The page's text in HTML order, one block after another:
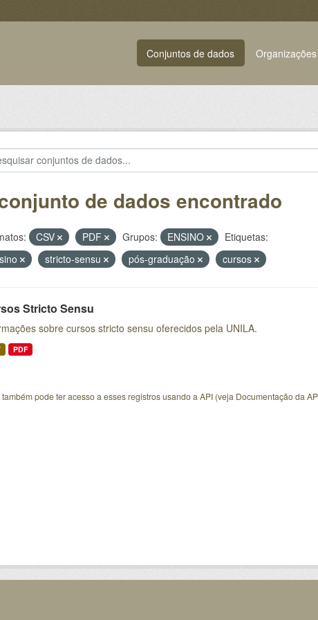
Conjuntos de dados Organizações
de dados encontrado
CSV PDF Grupos: ENSINO
Etiquetas:
stricto-sensu pós-graduação cursos
Stricto Sensu
sobre cursos stricto sensu oferecidos pela UNILA.
PDF
também pode ter acesso a esses registros usando a API(veja Documentação da